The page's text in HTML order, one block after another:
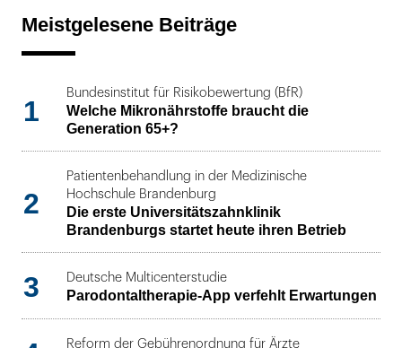
Meistgelesene Beiträge
1
Bundesinstitut für Risikobewertung (BfR)
Welche Mikronährstoffe braucht die
Generation 65+?
2
Patientenbehandlung in der Medizinische
Hochschule Brandenburg
Die erste Universitätszahnklinik
Brandenburgs startet heute ihren Betrieb
3 Deutsche Multicenterstudie
Parodontaltherapie-App verfehlt Erwartungen
Reform der Gebührenordnung für Ärzte